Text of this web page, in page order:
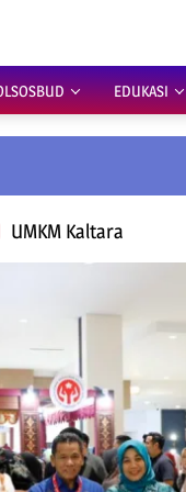
EDUKASI
UMKM Kaltara